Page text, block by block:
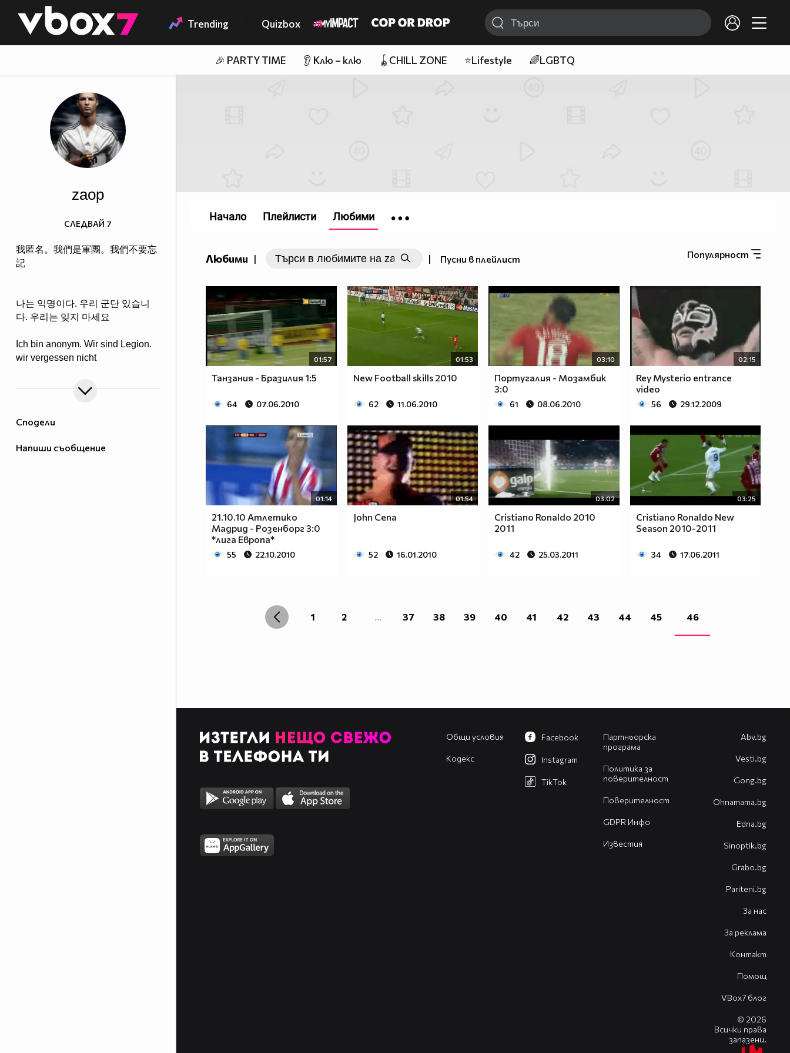
👾 Trending Quizbox
🎉 PARTY TIME 👂 Клю – клю 🪀CHILL ZONE ⭐Lifestyle 🌈LGBTQ
Сподели
Напиши съобщение
zaop
我匿名。我們是軍團。我們不要忘
記
나는 익명이다. 우리 군단 있습니
다. 우리는 잊지 마세요
Ich bin anonym. Wir sind Legion.
wir vergessen nicht
СЛЕДВАЙ 7
Любими | | Пусни в плейлист Популярност
01:57
Танзания - Бразилия 1:5
64 07.06.2010
01:53
New Football skills 2010
62 11.06.2010
03:10
Португалия - Мозамбик
3:0
61 08.06.2010
02:15
Rey Mysterio entrance
video
56 29.12.2009
01:14
21.10.10 Атлетико
Мадрид - Розенборг 3:0
*лига Европа*
55 22.10.2010
01:54
John Cena
52 16.01.2010
03:02
Cristiano Ronaldo 2010
2011
42 25.03.2011
03:25
Cristiano Ronaldo New
Season 2010-2011
34 17.06.2011
1 2 ... 37 38 39 40 41 42 43 44 45 46
Начало Плейлисти Любими
Общи условия
Кодекс
Партньорска
програма
Политика за
поверителност
Поверителност
GDPR Инфо
Известия
Facebook
Instagram
TikTok
Abv.bg
Vesti.bg
Gong.bg
Оhnamama.bg
Edna.bg
Sinoptik.bg
Grabo.bg
Pariteni.bg
За нас
За реклама
Контакт
Помощ
VBox7 блог
© 2026
Всички права
запазени.